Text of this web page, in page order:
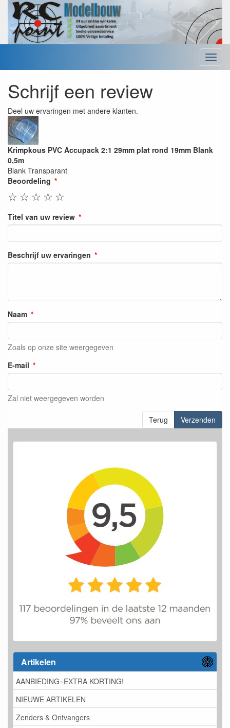
Menu
Artikelen
AANBIEDING=EXTRA KORTING!
NIEUWE ARTIKELEN
Zenders & Ontvangers
Schrijf een review
Deel uw ervaringen met andere klanten.
Krimpkous PVC Accupack 2:1 29mm plat rond 19mm Blank
0,5m
Blank Transparant
Beoordeling
☆
☆
☆
☆
☆
Titel van uw review
Beschrijf uw ervaringen
Naam
Zoals op onze site weergegeven
E-mail
Zal niet weergegeven worden
Terug Verzenden